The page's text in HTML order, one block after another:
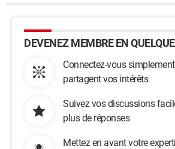
DEVENEZ MEMBRE EN
Connectez-vous
partagent vos intérêts
Suivez vos discussions
plus de réponses
Mettez en avant votre